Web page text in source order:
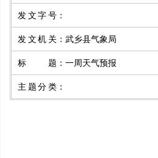
发文字号 ：
发文机关 ： 武乡县气象局
标 题 ： 一周天气预报
主题分类 ：